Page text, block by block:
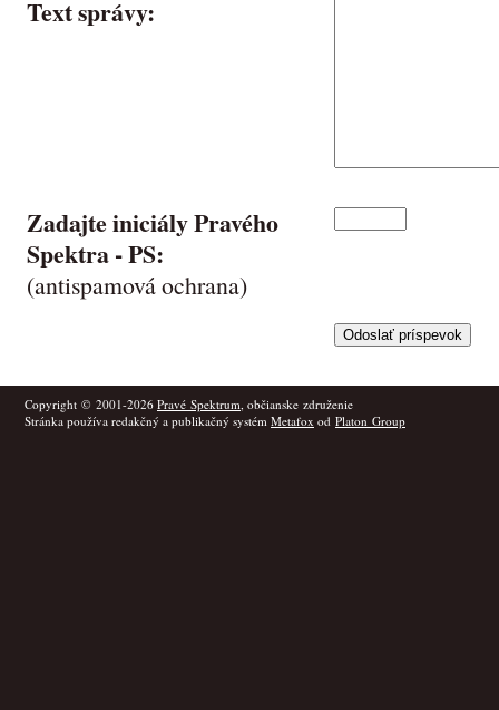
Text správy:
Zadajte iniciály Pravého
Spektra -PS:
(antispamová ochrana)
Copyright © 2001-2026 Pravé Spektrum, občianske združenie
Stránka používa redakčný a publikačný systém Metafox od Platon Group